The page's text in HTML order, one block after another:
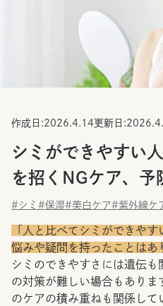
作成日:2026.4.14更新日:
シミができやすい
を招くNGケア、予
#シミ #保湿#美白ケア#紫外線ケ
「人と比べてシミができや
悩みや疑問を持ったことはあ
シミのできやすさには遺伝
の対策が難しい場合もありま
のケアの積み重ねも関係して